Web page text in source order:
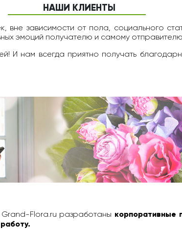
НАШИ КЛИЕНТЫ
зависимости от пола, социального
эмоций получателю и самому
И нам всегда приятно получать
Flora.ru разработаны корпоративные